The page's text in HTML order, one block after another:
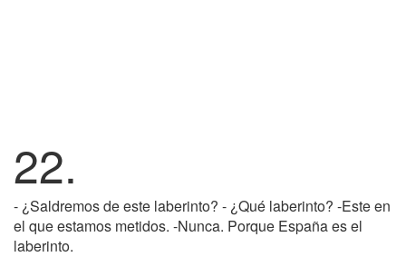
22.
- ¿Saldremos de este laberinto? - ¿Qué laberinto? -Este en
el que estamos metidos. -Nunca. Porque España es el
laberinto.